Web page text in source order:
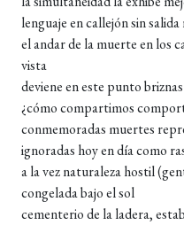
lenguaje en callejón sin
el andar de la muerte en los
vista
deviene en este punto
¿cómo compartimos
conmemoradas muertes
ignoradas hoy en día como
a la vez naturaleza hostil
congelada bajo el sol
cementerio de la ladera,